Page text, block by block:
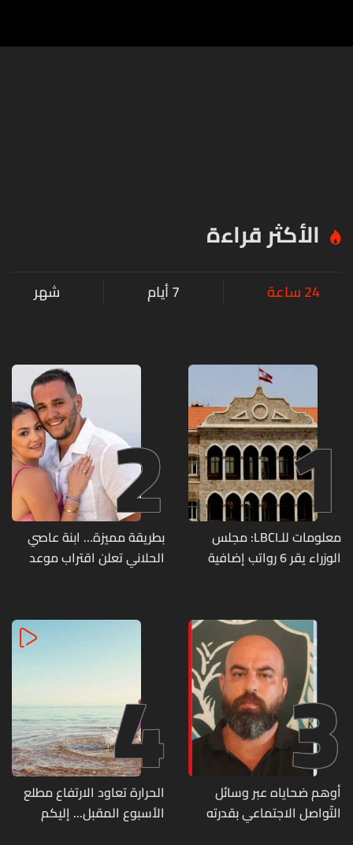
الأكثر قراءة
24 ساعة 7 أيام شهر
1
معلومات للـLBCI: مجلس
الوزراء يقر 6 رواتب إضافية
منذ آذار
2
بطريقة مميزة… ابنة عاصي
الحلاني تعلن اقتراب موعد
3
أوهم ضحاياه عبر وسائل
التّواصل الاجتماعي بقدرته
4
الحرارة تعاود الارتفاع مطلع
الأسبوع المقبل... إليكم